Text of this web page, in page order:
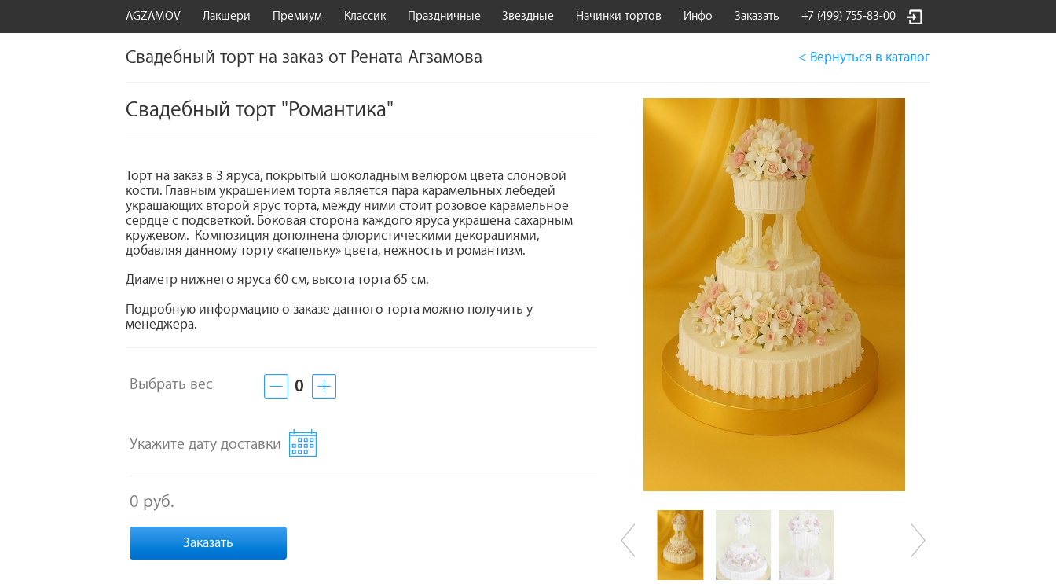
AGZAMOV Лакшери Премиум Классик Праздничные Звездные Начинки тортов Инфо Заказать +7 (499) 755-83-00
Свадебный торт на заказ от Рената Агзамова < Вернуться в каталог
Свадебный торт "Романтика"
Торт на заказ в 3 яруса, покрытый шоколадным велюром цвета слоновой
кости. Главным украшением торта является пара карамельных лебедей
украшающих второй ярус торта, между ними стоит розовое карамельное
сердце с подсветкой. Боковая сторона каждого яруса украшена сахарным
кружевом. Композиция дополнена флористическими декорациями,
добавляя данному торту «капельку» цвета, нежность и романтизм.
Диаметр нижнего яруса 60 см, высота торта 65 см.
Подробную информацию о заказе данного торта можно получить у
менеджера.
Выбрать вес 0
Укажите дату доставки
0 руб.
Заказать